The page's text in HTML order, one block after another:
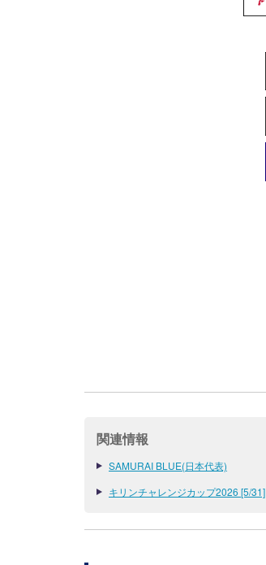
関連情報
SAMURAI BLUE(日本代表)
キリンチャレンジカップ2026 [5/31]